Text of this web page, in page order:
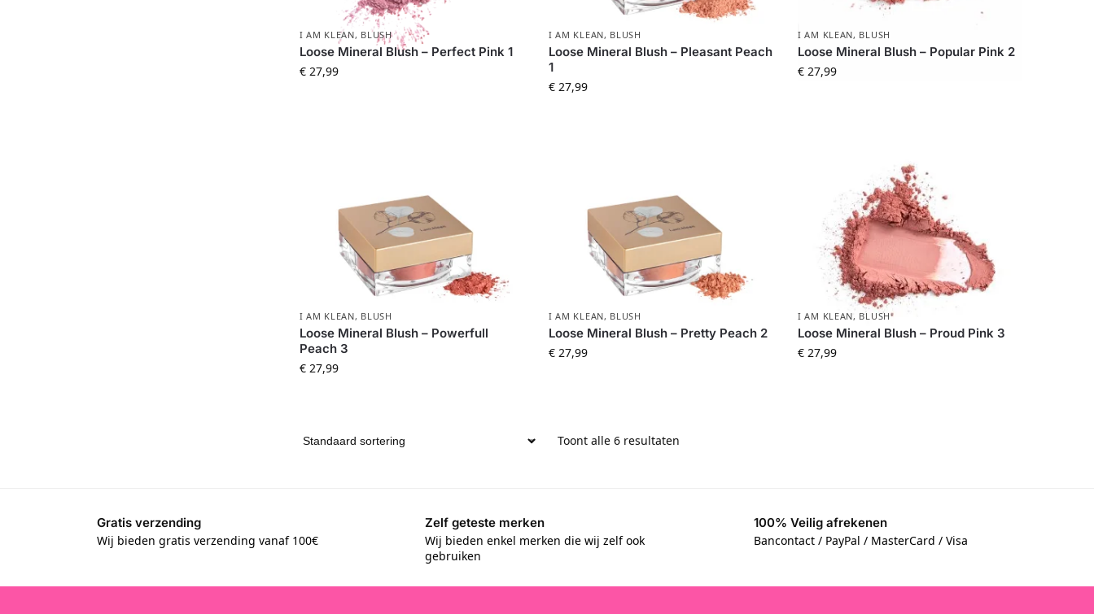
I AM KLEAN, BLUSH
Loose Mineral Blush – Perfect Pink 1
€27,99
I AM KLEAN, BLUSH
Loose Mineral Blush – Pleasant Peach
1
€27,99
I AM KLEAN, BLUSH
Loose Mineral Blush – Popular Pink 2
€ 27,99
I AM KLEAN, BLUSH
Loose Mineral Blush – Powerfull
Peach 3
€27,99
I AM KLEAN, BLUSH
Loose Mineral Blush – Pretty Peach 2
€27,99
I AM KLEAN, BLUSH
Loose Mineral Blush – Proud Pink 3
€ 27,99
Toont alle 6 resultaten
Gratis verzending
Wij bieden gratis verzending vanaf 100€
Zelf geteste merken
Wij bieden enkel merken die wij zelf ook
gebruiken
100% Veilig afrekenen
Bancontact / PayPal / MasterCard / Visa